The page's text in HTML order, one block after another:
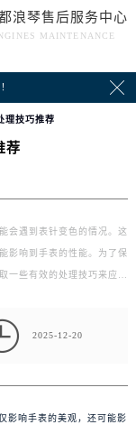
浪琴售后服务中心
MAINTENANCE

理技巧推荐
荐
会遇到表针变色的情况。这
影响到手表的性能。为了保
一些有效的处理技巧来应…
2025-12-20
影响手表的美观，还可能影